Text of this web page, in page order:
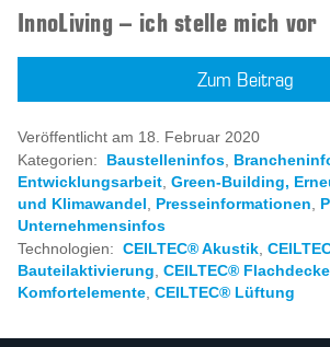
InnoLiving – ich stelle mich vor
Zum Beitrag
Veröffentlicht am 18. Februar 2020
Kategorien:
Baustelleninfos,
Entwicklungsarbeit Green-Building,
und Klimawandel
Presseinformationen
Unternehmensinfos
Technologien: CEILTEC® Akustik,
Bauteilaktivierung CEILTEC® Flachdecke
Komfortelemente CEILTEC® Lüftung